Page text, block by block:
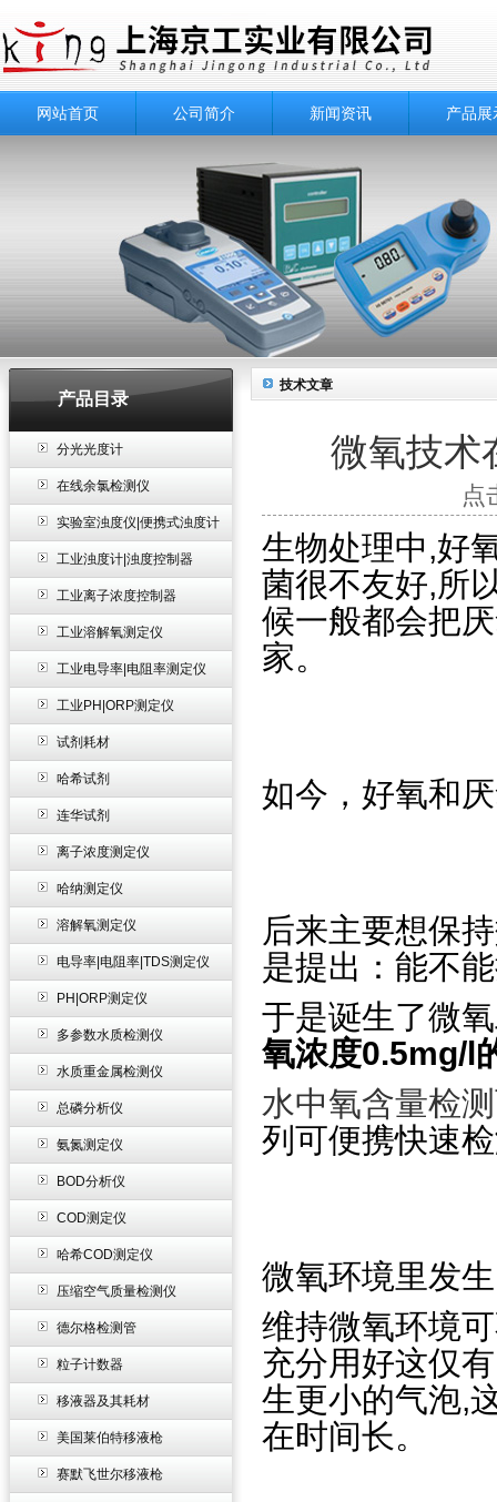
网站首页 公司简介 新闻资讯 产品展
产品目录
分光光度计
在线余氯检测仪
实验室浊度仪|便携式浊度计
工业浊度计|浊度控制器
工业离子浓度控制器
工业溶解氧测定仪
工业电导率|电阻率测定仪
工业PH|ORP测定仪
试剂耗材
哈希试剂
连华试剂
离子浓度测定仪
哈纳测定仪
溶解氧测定仪
电导率|电阻率|TDS测定仪
PH|ORP测定仪
多参数水质检测仪
水质重金属检测仪
总磷分析仪
氨氮测定仪
BOD分析仪
COD测定仪
哈希COD测定仪
压缩空气质量检测仪
德尔格检测管
粒子计数器
移液器及其耗材
美国莱伯特移液枪
赛默飞世尔移液枪
技术文章
微氧技术
点
生物处理中,好
菌很不友好,所
候一般都会把
家。
如今，好氧和
后来主要想保
是提出：能不
于是诞生了微
氧浓度0.5mg/l
水中氧含量检
列可便携快速
微氧环境里发
维持微氧环境
充分用好这仅
生更小的气泡,
在时间长。